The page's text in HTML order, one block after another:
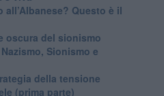
all’Albanese? Questo è il
oscura del sionismo
Sionismo e
della tensione
(prima parte)